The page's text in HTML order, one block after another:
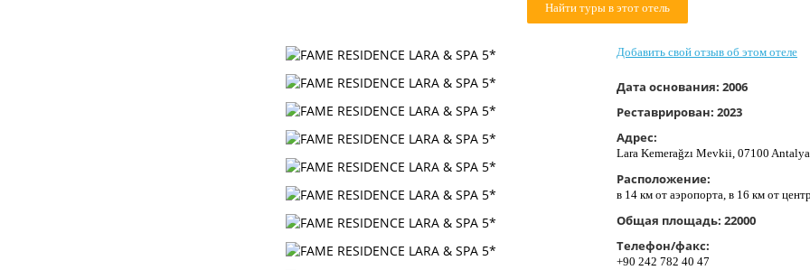
Найти туры в этот отель
Добавить свой отзыв об этом отеле
Дата основания: 2006
Реставрирован: 2023
Адрес:
Lara Kemerağzı Mevkii, 07100
Расположение:
в 14 км от аэропорта, в 16 км от
Общая площадь: 22000
Телефон/факс:
+90 242 782 40 47